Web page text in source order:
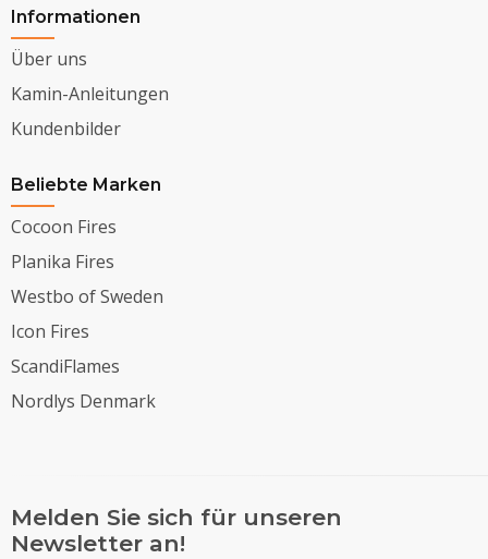
Informationen
Über uns
Kamin-Anleitungen
Kundenbilder
Beliebte Marken
Cocoon Fires
Planika Fires
Westbo of Sweden
Icon Fires
ScandiFlames
Nordlys Denmark
Melden Sie sich für unseren
Newsletter an!